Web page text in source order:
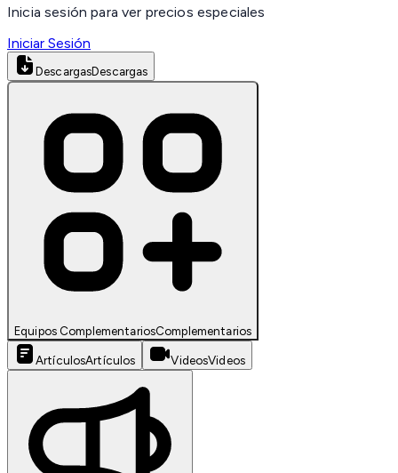
Inicia sesión para ver precios especiales
Iniciar Sesión
DescargasDescargas
Equipos ComplementariosComplementarios
ArtículosArtículos VideosVideos